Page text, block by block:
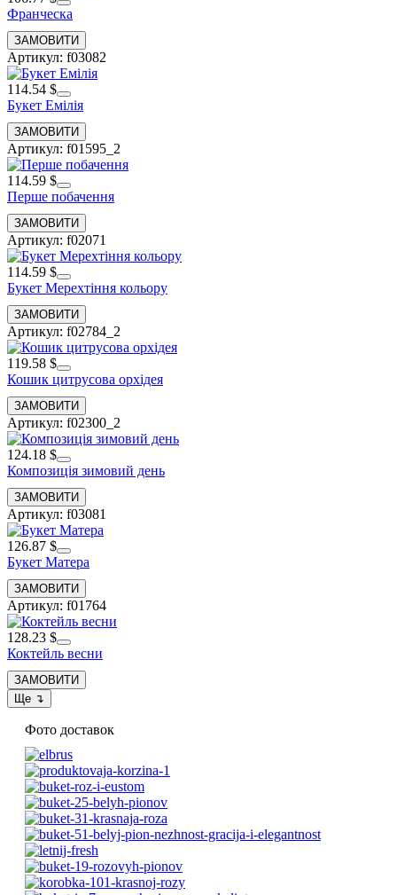
Франческа
Артикул: f03082
114.54 $
Букет Емілія
Артикул: f01595_2
114.59 $
Перше побачення
Артикул: f02071
114.59 $
Букет Мерехтіння кольору
Артикул: f02784_2
119.58 $
Кошик цитрусова орхідея
Артикул: f02300_2
124.18 $
Композиція зимовий день
Артикул: f03081
126.87 $
Букет Матера
Артикул: f01764
128.23 $
Коктейль весни
Фото доставок